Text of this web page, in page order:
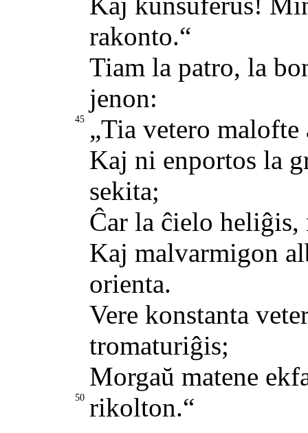
rakonto.“
Tiam la patro, la
jenon:
„Tia vetero
45
Kaj ni enportos la
sekita;
Ĉar la ĉielo
Kaj malvarmigon
orienta.
Vere konstanta
tromaturiĝis;
Morgaŭ matene
rikolton.“
50